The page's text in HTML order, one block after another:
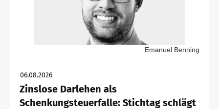
Emanuel Benning
06.08.2026
Zinslose Darlehen als
Schenkungsteuerfalle: Stichtag schlägt